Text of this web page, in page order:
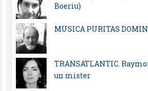
Boeriu)
MUSICA PURITAS
TRANSATLANTIC.
un mister